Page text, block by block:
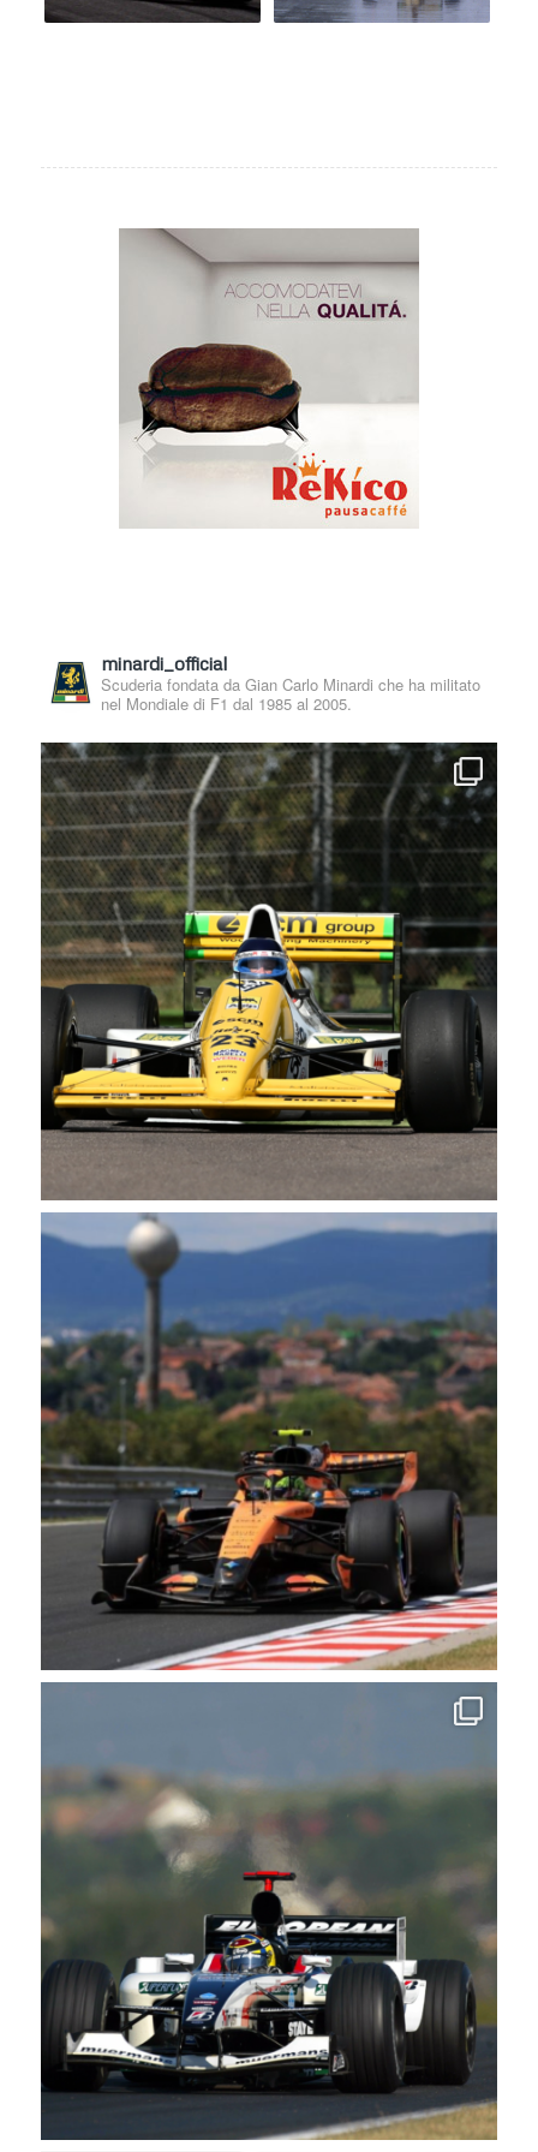
minardi_official
Scuderia fondata da Gian Carlo Minardi che ha militato
nel Mondiale di F1 dal 1985 al 2005.